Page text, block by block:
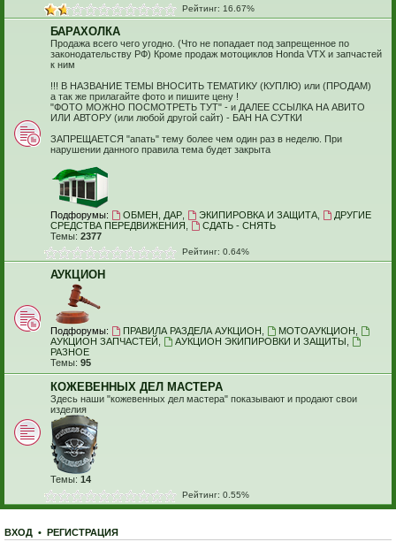
Рейтинг: 16.67%
БАРАХОЛКА
Продажа всего чего угодно. (Что не попадает под запрещенное по
законодательству РФ) Кроме продаж мотоциклов Honda VTX и запчастей
к ним
!!! В НАЗВАНИЕ ТЕМЫ ВНОСИТЬ ТЕМАТИКУ (КУПЛЮ) или (ПРОДАМ)
а так же прилагайте фото и пишите цену !
"ФОТО МОЖНО ПОСМОТРЕТЬ ТУТ" - и ДАЛЕЕ ССЫЛКА НА АВИТО
ИЛИ АВТОРУ (или любой другой сайт) - БАН НА СУТКИ
ЗАПРЕЩАЕТСЯ "апать" тему более чем один раз в неделю. При
нарушении данного правила тема будет закрыта
Подфорумы: ОБМЕН, ДАР, ЭКИПИРОВКА И ЗАЩИТА,
ДРУГИЕ
СРЕДСТВА ПЕРЕДВИЖЕНИЯ
СДАТЬ - СНЯТЬ
Темы: 2377
Рейтинг: 0.64%
АУКЦИОН
Подфорумы: ПРАВИЛА РАЗДЕЛА АУКЦИОН МОТОАУКЦИОН
АУКЦИОН ЗАПЧАСТЕЙ
АУКЦИОН ЭКИПИРОВКИ И ЗАЩИТЫ
РАЗНОЕ
Темы: 95
КОЖЕВЕННЫХ ДЕЛ МАСТЕРА
Здесь наши "кожевенных дел мастера" показывают и продают свои
изделия
Темы: 14
Рейтинг: 0.55%
ВХОД • РЕГИСТРАЦИЯ